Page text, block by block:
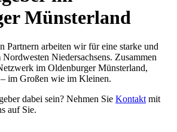
Münsterland
Partnern arbeiten wir für eine starke und
Niedersachsens. Zusammen
im Oldenburger Münsterland,
im Großen wie im Kleinen.
dabei sein? Nehmen Sie Kontakt mit
auf Sie.